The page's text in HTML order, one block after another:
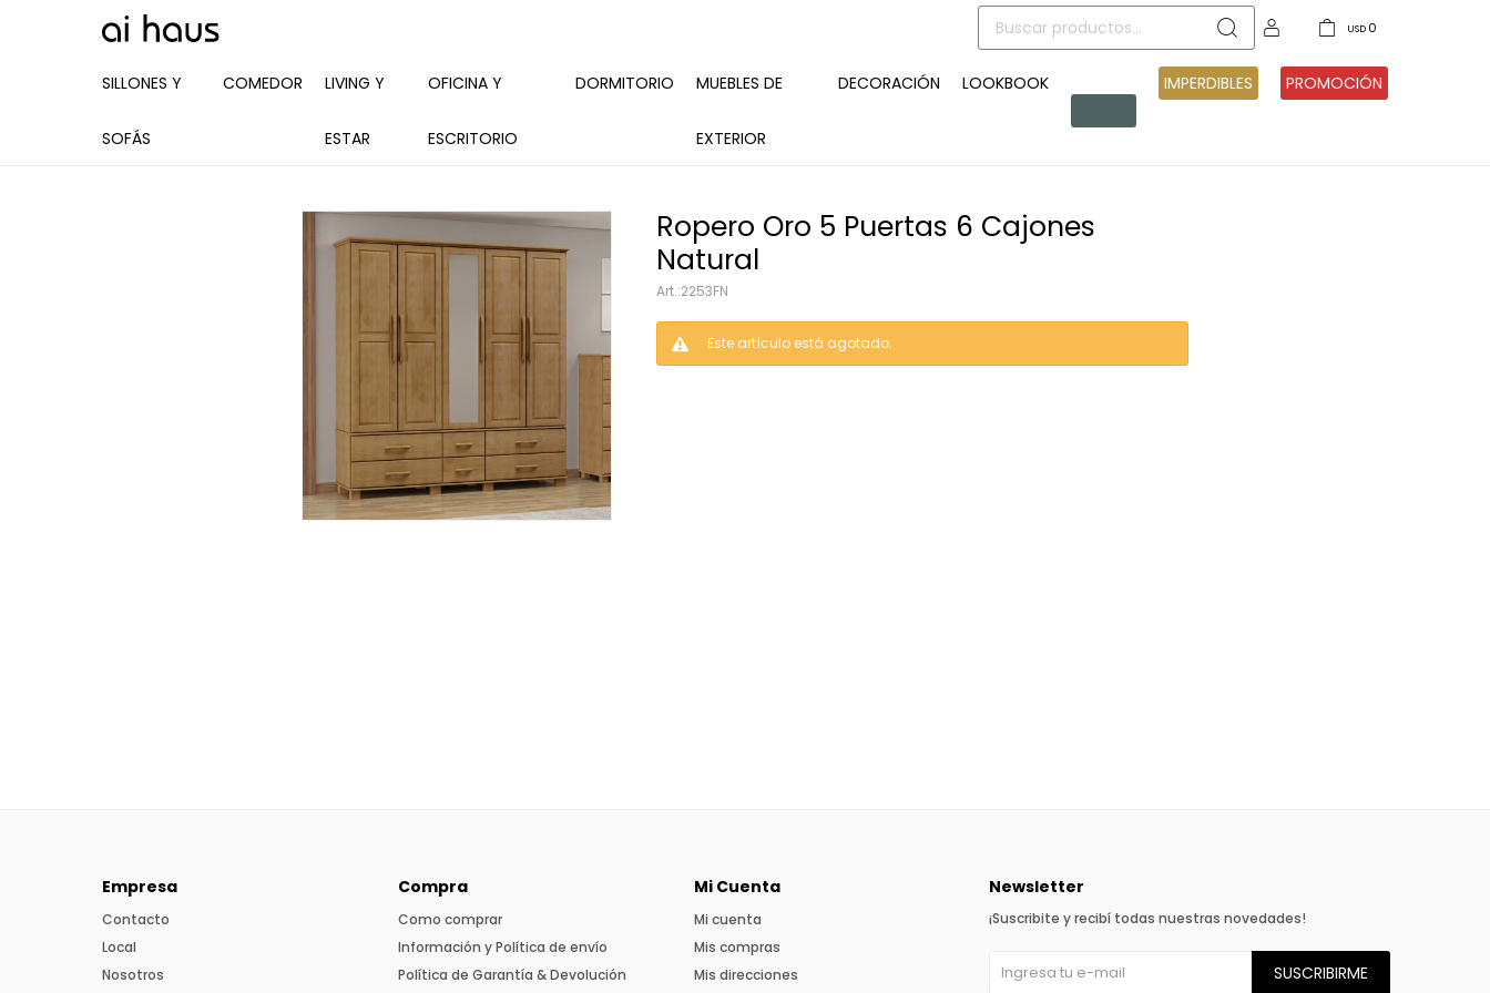
SILLONES Y
SOFÁS
COMEDOR LIVING Y
ESTAR
OFICINA Y
ESCRITORIO
DORMITORIO MUEBLES DE
EXTERIOR
DECORACIÓN LOOKBOOK IMPERDIBLES PROMOCIÓN
USD 0
Ropero Oro 5 Puertas 6 Cajones
Natural
2253FN
Este artículo está agotado.
Empresa
Contacto
Local
Nosotros
Compra
Como comprar
Información y Política de envío
Política de Garantía & Devolución
Mi Cuenta
Mi cuenta
Mis compras
Mis direcciones
Newsletter
¡Suscribite y recibí todas nuestras novedades!
SUSCRIBIRME